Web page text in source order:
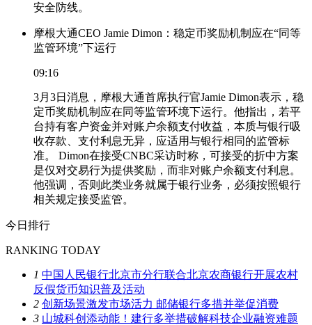
安全防线。
摩根大通CEO Jamie Dimon：稳定币奖励机制应在“同等
监管环境”下运行
09:16
3月3日消息，摩根大通首席执行官Jamie Dimon表示，稳
定币奖励机制应在同等监管环境下运行。他指出，若平
台持有客户资金并对账户余额支付收益，本质与银行吸
收存款、支付利息无异，应适用与银行相同的监管标
准。 Dimon在接受CNBC采访时称，可接受的折中方案
是仅对交易行为提供奖励，而非对账户余额支付利息。
他强调，否则此类业务就属于银行业务，必须按照银行
相关规定接受监管。
今日排行
RANKING TODAY
1 中国人民银行北京市分行联合北京农商银行开展农村
反假货币知识普及活动
2 创新场景激发市场活力 邮储银行多措并举促消费
3 山城科创添动能！建行多举措破解科技企业融资难题